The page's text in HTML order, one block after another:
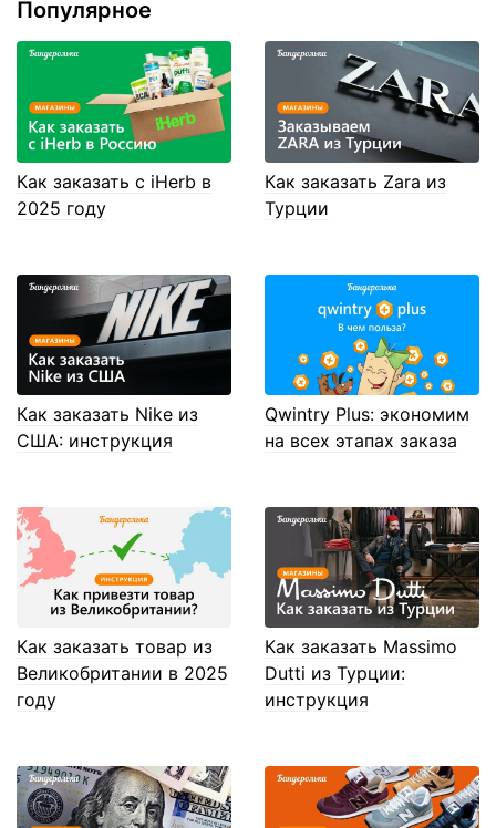
Популярное
Как заказать с iHerb в
2025 году
Как заказать Zara из
Турции
Как заказать Nike из
США: инструкция
Qwintry Plus: экономим
на всех этапах заказа
Как заказать товар из
Великобритании в 2025
году
Как заказать Massimo
Dutti из Турции:
инструкция